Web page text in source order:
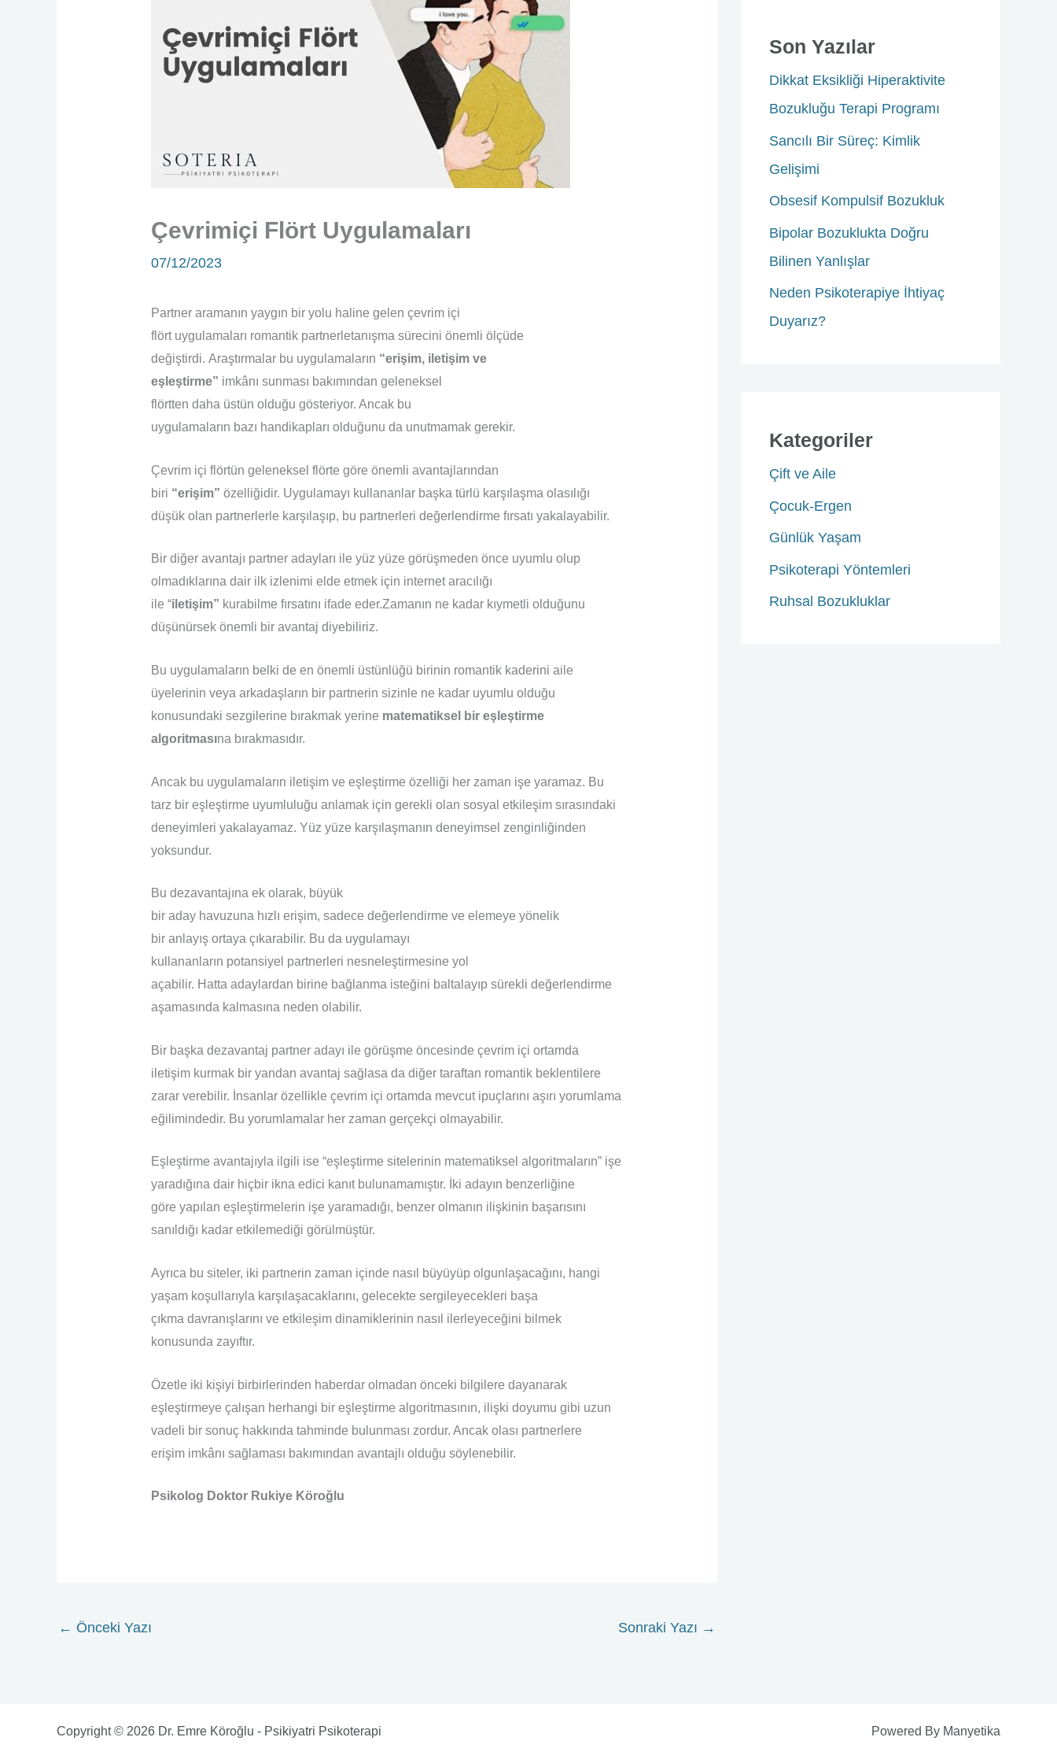
Çevrimiçi Flört Uygulamaları
07/12/2023
Partner aramanın yaygın bir yolu haline gelen çevrim içi
flört uygulamaları romantik partnerletanışma sürecini önemli ölçüde
değiştirdi. Araştırmalar bu uygulamaların “erişim, iletişim ve
eşleştirme” imkânı sunması bakımından geleneksel
flörtten daha üstün olduğu gösteriyor. Ancak bu
uygulamaların bazı handikapları olduğunu da unutmamak gerekir.
Çevrim içi flörtün geleneksel flörte göre önemli avantajlarından
biri “erişim” özelliğidir. Uygulamayı kullananlar başka türlü karşılaşma olasılığı
düşük olan partnerlerle karşılaşıp, bu partnerleri değerlendirme fırsatı yakalayabilir.
Bir diğer avantajı partner adayları ile yüz yüze görüşmeden önce uyumlu olup
olmadıklarına dair ilk izlenimi elde etmek için internet aracılığı
ile “iletişim” kurabilme fırsatını ifade eder.Zamanın ne kadar kıymetli olduğunu
düşünürsek önemli bir avantaj diyebiliriz.
Bu uygulamaların belki de en önemli üstünlüğü birinin romantik kaderini aile
üyelerinin veya arkadaşların bir partnerin sizinle ne kadar uyumlu olduğu
konusundaki sezgilerine bırakmak yerine matematiksel bir eşleştirme
algoritmasına bırakmasıdır.
Ancak bu uygulamaların iletişim ve eşleştirme özelliği her zaman işe yaramaz. Bu
tarz bir eşleştirme uyumluluğu anlamak için gerekli olan sosyal etkileşim sırasındaki
deneyimleri yakalayamaz. Yüz yüze karşılaşmanın deneyimsel zenginliğinden
yoksundur.
Bu dezavantajına ek olarak, büyük
bir aday havuzuna hızlı erişim, sadece değerlendirme ve elemeye yönelik
bir anlayış ortaya çıkarabilir. Bu da uygulamayı
kullananların potansiyel partnerleri nesneleştirmesine yol
açabilir. Hatta adaylardan birine bağlanma isteğini baltalayıp sürekli değerlendirme
aşamasında kalmasına neden olabilir.
Bir başka dezavantaj partner adayı ile görüşme öncesinde çevrim içi ortamda
iletişim kurmak bir yandan avantaj sağlasa da diğer taraftan romantik beklentilere
zarar verebilir. İnsanlar özellikle çevrim içi ortamda mevcut ipuçlarını aşırı yorumlama
eğilimindedir. Bu yorumlamalar her zaman gerçekçi olmayabilir.
Eşleştirme avantajıyla ilgili ise “eşleştirme sitelerinin matematiksel algoritmaların” işe
yaradığına dair hiçbir ikna edici kanıt bulunamamıştır. İki adayın benzerliğine
göre yapılan eşleştirmelerin işe yaramadığı, benzer olmanın ilişkinin başarısını
sanıldığı kadar etkilemediği görülmüştür.
Ayrıca bu siteler, iki partnerin zaman içinde nasıl büyüyüp olgunlaşacağını, hangi
yaşam koşullarıyla karşılaşacaklarını, gelecekte sergileyecekleri başa
çıkma davranışlarını ve etkileşim dinamiklerinin nasıl ilerleyeceğini bilmek
konusunda zayıftır.
Özetle iki kişiyi birbirlerinden haberdar olmadan önceki bilgilere dayanarak
eşleştirmeye çalışan herhangi bir eşleştirme algoritmasının, ilişki doyumu gibi uzun
vadeli bir sonuç hakkında tahminde bulunması zordur. Ancak olası partnerlere
erişim imkânı sağlaması bakımından avantajlı olduğu söylenebilir.
Psikolog Doktor Rukiye Köroğlu
← Önceki Yazı Sonraki Yazı →
c
Son Yazılar
Dikkat Eksikliği Hiperaktivite
Bozukluğu Terapi Programı
Sancılı Bir Süreç: Kimlik
Gelişimi
Obsesif Kompulsif Bozukluk
Bipolar Bozuklukta Doğru
Bilinen Yanlışlar
Neden Psikoterapiye İhtiyaç
Duyarız?
Kategoriler
Çift ve Aile
Çocuk-Ergen
Günlük Yaşam
Psikoterapi Yöntemleri
Ruhsal Bozukluklar
Copyright © 2026 Dr. Emre Köroğlu - Psikiyatri Psikoterapi Powered By Manyetika